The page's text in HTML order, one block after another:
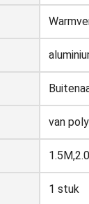
van
1 stuk